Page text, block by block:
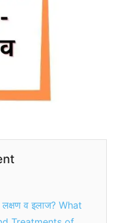
लक्षण व इलाज? What